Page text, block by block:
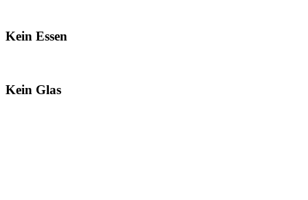
Kein Essen
Kein Glas